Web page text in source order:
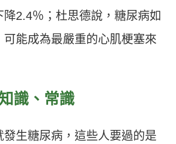
降2.4％；杜思德說，糖尿病如
可能成為最嚴重的心肌梗塞來
識、常識
發生糖尿病，這些人要過的是